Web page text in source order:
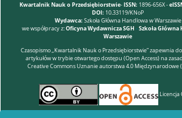
Kwartalnik Nauk o Przedsiębiorstwie-ISSN: 1896-656X -
DOI: 10.33119/KNoP
Wydawca: Szkoła Główna Handlowa w Warszawie
we współpracy z:Oficyna Wydawnicza SGH -Szkoła
Warszawie
Czasopismo „Kwartalnik Nauk o Przedsiębiorstwie” zapewnia
artykułów w trybie otwartego dostępu (Open Access) na
Creative Commons Uznanie autorstwa 4.0 Międzynarodowe
Licencja